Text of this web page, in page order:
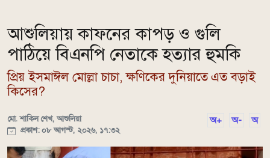
আশুলিয়ায় কাফনের কাপড় ও গুলি
পাঠিয়ে বিএনপি নেতাকে হত্যার হুমকি
প্রিয় ইসমাঈল মোল্লা চাচা, ক্ষণিকের দুনিয়াতে এত বড়াই
কিসের?
মো. শাকিল শেখ, আশুলিয়া
প্রকাশ: ০৮ আগস্ট, ২০২৬, ১৭:৩২
অ+ অ- অ